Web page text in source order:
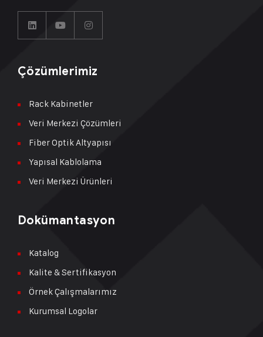
Çözümlerimiz
Rack Kabinetler
Veri Merkezi Çözümleri
Fiber Optik Altyapısı
Yapısal Kablolama
Veri Merkezi Ürünleri
Dokümantasyon
Katalog
Kalite & Sertifikasyon
Örnek Çalışmalarımız
Kurumsal Logolar